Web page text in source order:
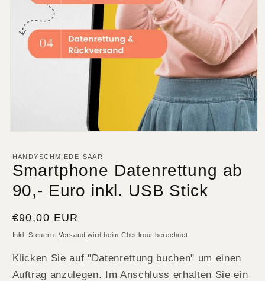
HANDYSCHMIEDE-SAAR
Smartphone Datenrettung ab
90,- Euro inkl. USB Stick
Normaler
Preis
€90,00 EUR
Inkl. Steuern.Versand wird beim Checkout berechnet
Klicken Sie auf "Datenrettung buchen" um einen
Auftrag anzulegen. Im Anschluss erhalten Sie ein